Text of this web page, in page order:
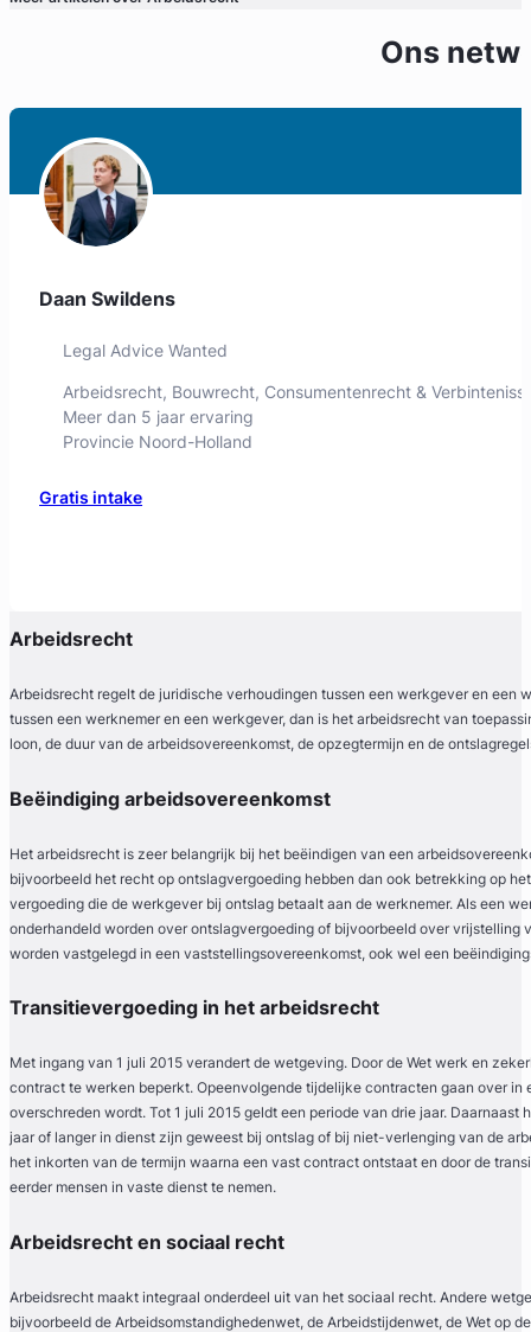
Ons
Arbeidsrecht
Arbeidsrecht regelt de juridische verhoudingen tussen een werkgever en een
tussen een werknemer en een werkgever, dan is het arbeidsrecht van
loon, de duur van de arbeidsovereenkomst, de opzegtermijn en de
Beëindiging arbeidsovereenkomst
Het arbeidsrecht is zeer belangrijk bij het beëindigen van een
bijvoorbeeld het recht op ontslagvergoeding hebben dan ook betrekking op
vergoeding die de werkgever bij ontslag betaalt aan de werknemer. Als een
onderhandeld worden over ontslagvergoeding of bijvoorbeeld over vrijstelling
worden vastgelegd in een vaststellingsovereenkomst, ook wel een
Transitievergoeding in het arbeidsrecht
Met ingang van 1 juli 2015 verandert de wetgeving. Door de Wet werk en
contract te werken beperkt. Opeenvolgende tijdelijke contracten gaan over
overschreden wordt. Tot 1 juli 2015 geldt een periode van drie jaar.
jaar of langer in dienst zijn geweest bij ontslag of bij niet-verlenging van de
het inkorten van de termijn waarna een vast contract ontstaat en door de
eerder mensen in vaste dienst te nemen.
Arbeidsrecht en sociaal recht
Arbeidsrecht maakt integraal onderdeel uit van het sociaal recht. Andere
bijvoorbeeld de Arbeidsomstandighedenwet, de Arbeidstijdenwet, de Wet op